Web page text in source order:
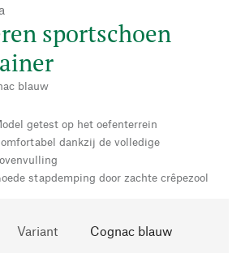
sportschoen
blauw
getest op het oefenterrein
dankzij de volledige
stapdemping door zachte crêpezool
Variant Cognac blauw